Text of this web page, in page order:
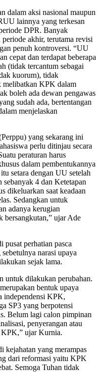
dalam aksi nasional maupun
lainnya yang terkesan
DPR. Banyak
akhir, terutama revisi
penuh kontroversi. “UU
cepat dan terdapat beberapa
(tidak tercantum sebagai
kuorum), tidak
melibatkan KPK dalam
boleh ada dewan pengawas
sudah ada, bertentangan
menjelaskan
yang sekarang ini
perlu ditinjau secara
peraturan harus
dalam pembentukannya
setara dengan UU setelah
4 dan Ketetapan
dikeluarkan saat keadaan
Sedangkan untuk
adanya kerugian
bersangkutan,” ujar Ade
pusat perhatian pasca
narasi upaya
sejak lama.
untuk dilakukan perubahan.
bentuk upaya
independensi KPK,
SP3 yang berpotensi
Belum lagi calon pimpinan
penyerangan atau
KPK,” ujar Kurnia.
kejahatan yang merampas
dari reformasi yaitu KPK
Semoga Tuhan tidak